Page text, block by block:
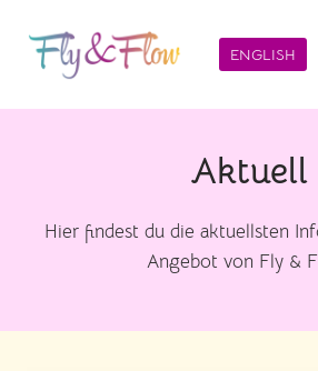
Inhalt
springen
ENGLISH
Aktuell
Hier findest du die aktuellsten
Angebot von Fly &